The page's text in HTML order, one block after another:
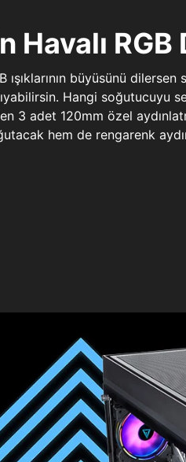
Havalı
ışıklarının büyüsünü
Hangi soğutucuyu
3 adet 120mm özel
hem de rengarenk